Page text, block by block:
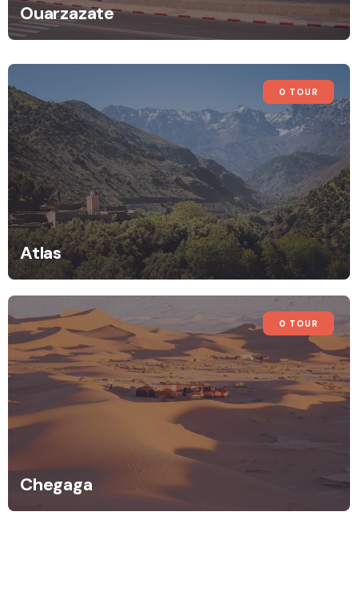
Ouarzazate
0 TOUR
Atlas
0 TOUR
Chegaga